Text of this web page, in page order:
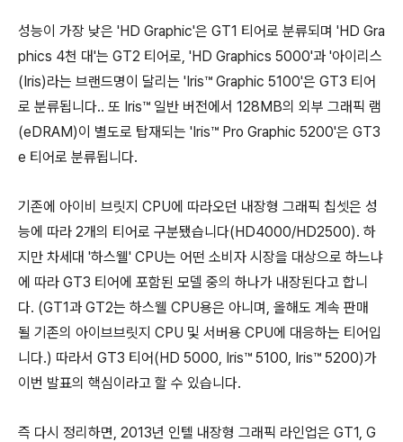
성능이 가장 낮은 'HD Graphic'은 GT1 티어로 분류되며 'HD Gra
phics 4천 대'는 GT2 티어로, 'HD Graphics 5000'과 '아이리스
(Iris)라는 브랜드명이 달리는 'Iris™ Graphic 5100'은 GT3 티어
로 분류됩니다.. 또 Iris™ 일반 버전에서 128MB의 외부 그래픽 램
(eDRAM)이 별도로 탑재되는 'Iris™ Pro Graphic 5200'은 GT3
e 티어로 분류됩니다.
기존에 아이비 브릿지 CPU에 따라오던 내장형 그래픽 칩셋은 성
능에 따라 2개의 티어로 구분됐습니다(HD4000/HD2500). 하
지만 차세대 '하스웰' CPU는 어떤 소비자 시장을 대상으로 하느냐
에 따라 GT3 티어에 포함된 모델 중의 하나가 내장된다고 합니
다. (GT1과 GT2는 하스웰 CPU용은 아니며, 올해도 계속 판매
될 기존의 아이브브릿지 CPU 및 서버용 CPU에 대응하는 티어입
니다.) 따라서 GT3 티어(HD 5000, Iris™ 5100, Iris™ 5200)가
이번 발표의 핵심이라고 할 수 있습니다.
즉 다시 정리하면, 2013년 인텔 내장형 그래픽 라인업은 GT1, G